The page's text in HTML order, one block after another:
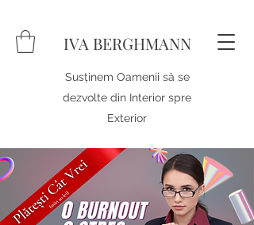
IVA BERGHMANN
Susținem Oamenii să se
dezvolte din Interior spre
Exterior